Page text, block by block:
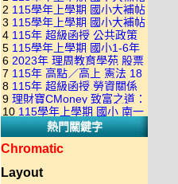
南一版 國語+數學+社會+生活
+自然 1-6年級 教學光碟DVD
版(3DVD)
2 115學年上學期 國小大補帖
康軒版 國語+數學+社會+生活
+自然 1-6年級 教學光碟DVD
版(3DVD)
3 115學年上學期 國小大補帖
翰林版 國語+數學+社會+生活
+自然 1-6年級 教學光碟DVD
版(3DVD)
4 115年 超級函授 公共政策
22堂課+總複習 張楚老師 含
PDF講義 函授DVD(9DVD)
5 115學年上學期 國小1-6年
級 習作解答(含康軒.南一.翰林
全版本.全科目)合輯版 DVD版
6 2023年 理周教育學苑 股票
當沖煉金術 主講：朱家泓 國
語發音 DVD版
7 115年 高點／高上 憲法 18
堂課 宗台大老師 含PDF講義
函授DVD(8DVD)【適用於律
師司法考試】
8 115年 超級函授 勞資關係
概要 11堂課+總複習 陸川老
師 含PDF講義 函授
DVD(5DVD)
9 理財寶CMoney 致富之道：
上班族飆股攻略班 主講：朱
家泓+林穎 國語發音 DVD版
10 115學年上學期 國小 南一
版 教師手冊(全年級、全領域)
教學光碟DVD版
熱門關鍵字
Chromatic
Layout